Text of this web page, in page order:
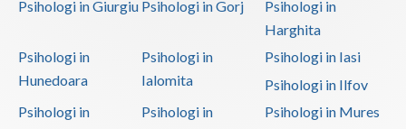
Psihologi in Giurgiu Psihologi in Gorj
Psihologi in
Harghita
Psihologi in
Hunedoara
Psihologi in
Ialomita
Psihologi in Iasi
Psihologi in Ilfov
Psihologi in
Psihologi in
Psihologi in Mures